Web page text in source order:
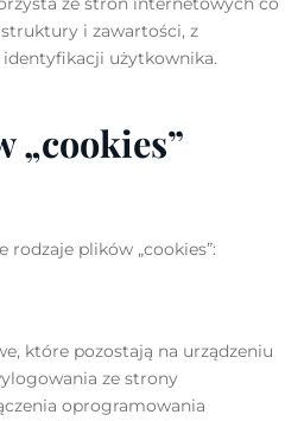
i zawartości, z
identyfikacji użytkownika.
„cookies”
rodzaje plików „cookies”:
które pozostają na urządzeniu
ze strony
oprogramowania